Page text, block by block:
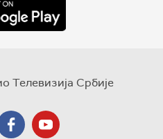
Телевизија Србије